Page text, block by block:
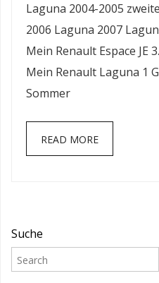
Laguna 2004-2005
2006 Laguna 2007
Mein Renault Espace JE
Mein Renault Laguna 1
Sommer
READ MORE
Suche